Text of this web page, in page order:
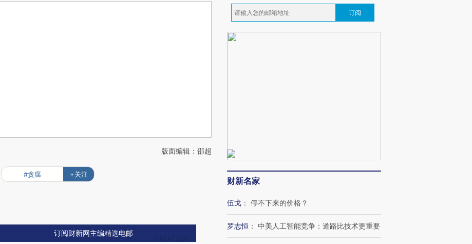
版面编辑：邵超
#贪腐 +关注
订阅财新网主编精选电邮
订阅
财新名家
伍戈 ： 停不下来的价格？
罗志恒 ： 中美人工智能竞争：道路比技术更重要